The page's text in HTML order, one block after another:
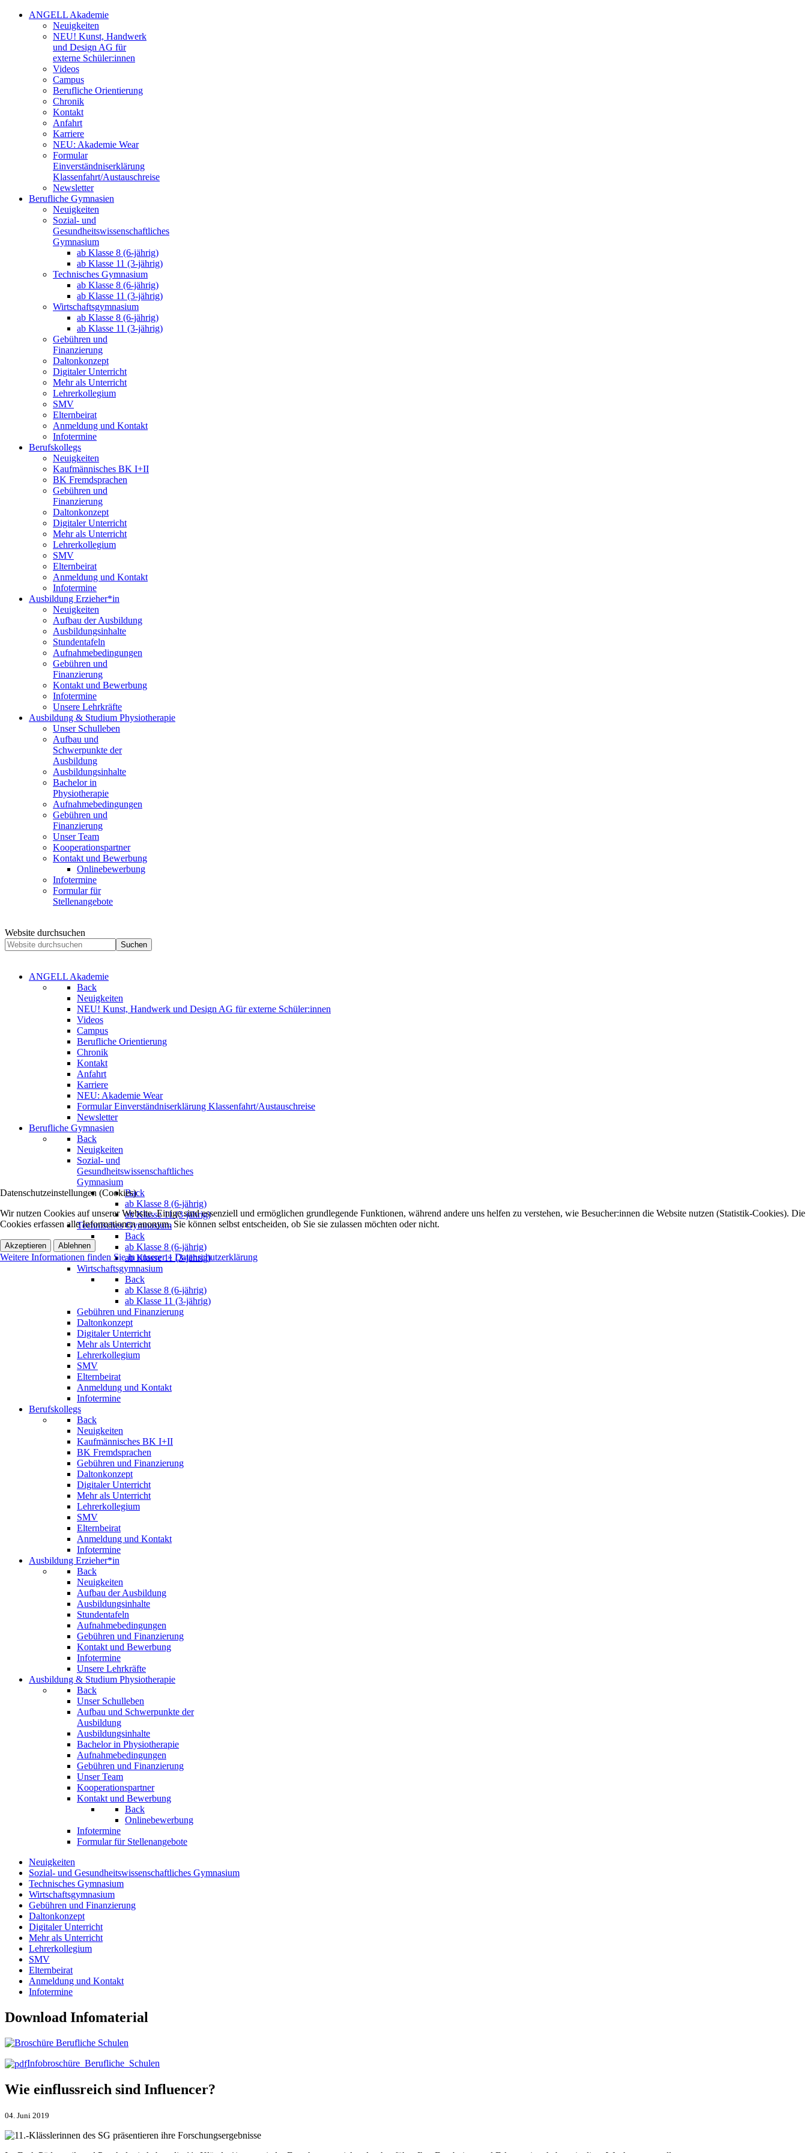
ANGELL Akademie
Neuigkeiten
NEU! Kunst, Handwerk
und Design AG für
externe Schüler:innen
Videos
Campus
Berufliche Orientierung
Chronik
Kontakt
Anfahrt
Karriere
NEU: Akademie Wear
Formular
Einverständniserklärung
Klassenfahrt/Austauschreise
Newsletter
Berufliche Gymnasien
Neuigkeiten
Sozial- und
Gesundheitswissenschaftliches
Gymnasium
ab Klasse 8 (6-jährig)
ab Klasse 11 (3-jährig)
Technisches Gymnasium
ab Klasse 8 (6-jährig)
ab Klasse 11 (3-jährig)
Wirtschaftsgymnasium
ab Klasse 8 (6-jährig)
ab Klasse 11 (3-jährig)
Gebühren und
Finanzierung
Daltonkonzept
Digitaler Unterricht
Mehr als Unterricht
Lehrerkollegium
SMV
Elternbeirat
Anmeldung und Kontakt
Infotermine
Berufskollegs
Neuigkeiten
Kaufmännisches BK I+II
BK Fremdsprachen
Gebühren und
Finanzierung
Daltonkonzept
Digitaler Unterricht
Mehr als Unterricht
Lehrerkollegium
SMV
Elternbeirat
Anmeldung und Kontakt
Infotermine
Ausbildung Erzieher*in
Neuigkeiten
Aufbau der Ausbildung
Ausbildungsinhalte
Stundentafeln
Aufnahmebedingungen
Gebühren und
Finanzierung
Kontakt und Bewerbung
Infotermine
Unsere Lehrkräfte
Ausbildung & Studium Physiotherapie
Unser Schulleben
Aufbau und
Schwerpunkte der
Ausbildung
Ausbildungsinhalte
Bachelor in
Physiotherapie
Aufnahmebedingungen
Gebühren und
Finanzierung
Unser Team
Kooperationspartner
Kontakt und Bewerbung
Onlinebewerbung
Infotermine
Formular für
Stellenangebote
Website durchsuchen
Suchen
ANGELL Akademie
Back
Neuigkeiten
NEU! Kunst, Handwerk und Design AG für externe Schüler:innen
Videos
Campus
Berufliche Orientierung
Chronik
Kontakt
Anfahrt
Karriere
NEU: Akademie Wear
Formular Einverständniserklärung Klassenfahrt/Austauschreise
Newsletter
Berufliche Gymnasien
Back
Neuigkeiten
Sozial- und
Gesundheitswissenschaftliches
Gymnasium
Back
ab Klasse 8 (6-jährig)
ab Klasse 11 (3-jährig)
Technisches Gymnasium
Back
ab Klasse 8 (6-jährig)
ab Klasse 11 (3-jährig)
Wirtschaftsgymnasium
Back
ab Klasse 8 (6-jährig)
ab Klasse 11 (3-jährig)
Gebühren und Finanzierung
Daltonkonzept
Digitaler Unterricht
Mehr als Unterricht
Lehrerkollegium
SMV
Elternbeirat
Anmeldung und Kontakt
Infotermine
Berufskollegs
Back
Neuigkeiten
Kaufmännisches BK I+II
BK Fremdsprachen
Gebühren und Finanzierung
Daltonkonzept
Digitaler Unterricht
Mehr als Unterricht
Lehrerkollegium
SMV
Elternbeirat
Anmeldung und Kontakt
Infotermine
Ausbildung Erzieher*in
Back
Neuigkeiten
Aufbau der Ausbildung
Ausbildungsinhalte
Stundentafeln
Aufnahmebedingungen
Gebühren und Finanzierung
Kontakt und Bewerbung
Infotermine
Unsere Lehrkräfte
Ausbildung & Studium Physiotherapie
Back
Unser Schulleben
Aufbau und Schwerpunkte der
Ausbildung
Ausbildungsinhalte
Bachelor in Physiotherapie
Aufnahmebedingungen
Gebühren und Finanzierung
Unser Team
Kooperationspartner
Kontakt und Bewerbung
Back
Onlinebewerbung
Infotermine
Formular für Stellenangebote
Neuigkeiten
Sozial- und Gesundheitswissenschaftliches Gymnasium
Technisches Gymnasium
Wirtschaftsgymnasium
Gebühren und Finanzierung
Daltonkonzept
Digitaler Unterricht
Mehr als Unterricht
Lehrerkollegium
SMV
Elternbeirat
Anmeldung und Kontakt
Infotermine
Download Infomaterial
Infobroschüre_Berufliche_Schulen
Wie einflussreich sind Influencer?
04. Juni 2019
Datenschutzeinstellungen (Cookies)
Wir nutzen Cookies auf unserer Website. Einige sind essenziell und ermöglichen grundlegende Funktionen, während andere uns helfen zu verstehen, wie Besucher:innen die Website nutzen (Statistik-Cookies). Die
Cookies erfassen alle Informationen anonym. Sie können selbst entscheiden, ob Sie sie zulassen möchten oder nicht.
Akzeptieren Ablehnen
Weitere Informationen finden Sie in unserer » Datenschutzerklärung